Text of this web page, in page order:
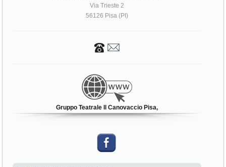
Via Trieste 2
56126 Pisa (PI)
Gruppo Teatrale Il Canovaccio Pisa,